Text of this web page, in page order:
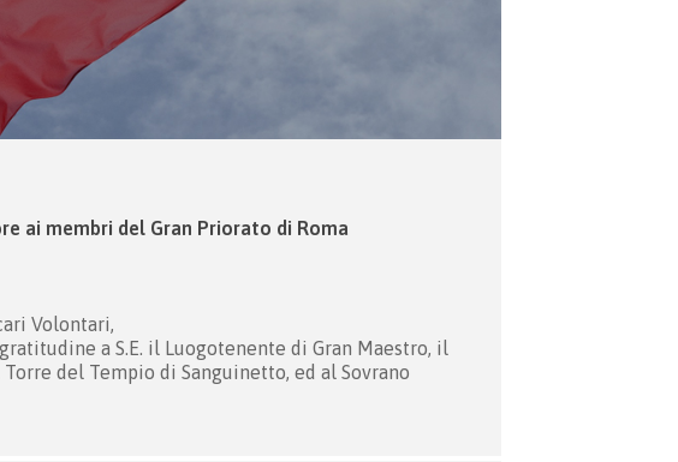
ai membri del Gran Priorato di Roma
Volontari,
a S.E. il Luogotenente di Gran Maestro, il
del Tempio di Sanguinetto, ed al Sovrano